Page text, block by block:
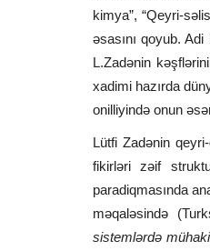
kimya”, “Qeyri-
əsasını qoyub.
L.Zadənin
xadimi hazırda
onilliyində onun
Lütfi Zadənin
fikirləri zəif
paradiqmasında
məqaləsində
sistemlərdə